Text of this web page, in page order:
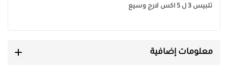
تلبيس 3 ل 5 اكس لارج وسيع
معلومات إضافية